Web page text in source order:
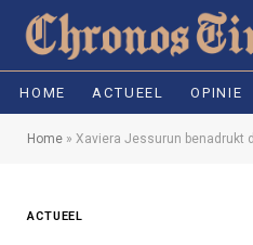
HOME ACTUEEL OPINIE
Home » Xaviera Jessurun benadrukt dat ze onschuldig is
ACTUEEL